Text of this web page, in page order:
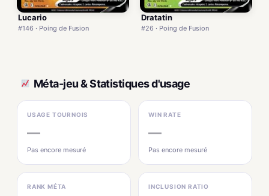
Lucario
#146 · Poing de Fusion
Dratatin
#26 · Poing de Fusion
Méta-jeu & Statistiques d'usage
USAGE TOURNOIS
—
Pas encore mesuré
WIN RATE
—
Pas encore mesuré
RANK MÉTA INCLUSION RATIO